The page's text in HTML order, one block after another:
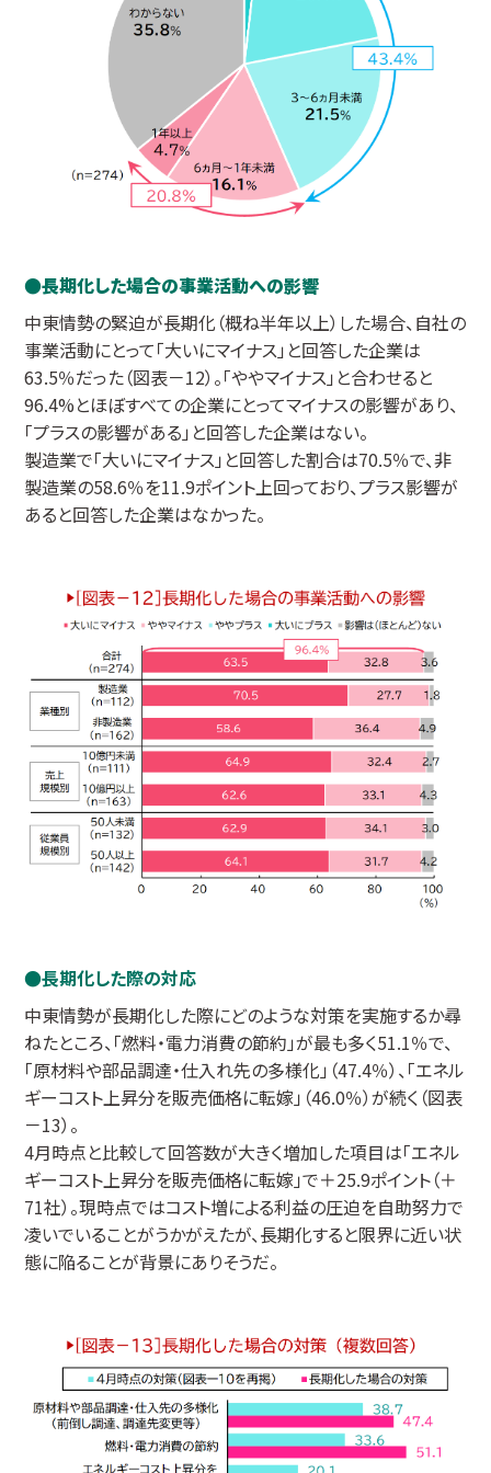
長期化した場合の事業活動への影響
中東情勢の緊迫が長期化（概ね半年以上）した場合、自社の
事業活動にとって「大いにマイナス」と回答した企業は
63.5％だった（図表－12）。「ややマイナス」と合わせると
96.4%とほぼすべての企業にとってマイナスの影響があり、
「プラスの影響がある」と回答した企業はない。
製造業で「大いにマイナス」と回答した割合は70.5％で、非
製造業の58.6％を11.9ポイント上回っており、プラス影響が
あると回答した企業はなかった。
長期化した際の対応
中東情勢が長期化した際にどのような対策を実施するか尋
ねたところ、「燃料・電力消費の節約」が最も多く51.1％で、
「原材料や部品調達・仕入れ先の多様化」（47.4％）、「エネル
ギーコスト上昇分を販売価格に転嫁」（46.0％）が続く（図表
－13）。
4月時点と比較して回答数が大きく増加した項目は「エネル
ギーコスト上昇分を販売価格に転嫁」で＋25.9ポイント（＋
71社）。現時点ではコスト増による利益の圧迫を自助努力で
凌いでいることがうかがえたが、長期化すると限界に近い状
態に陥ることが背景にありそうだ。